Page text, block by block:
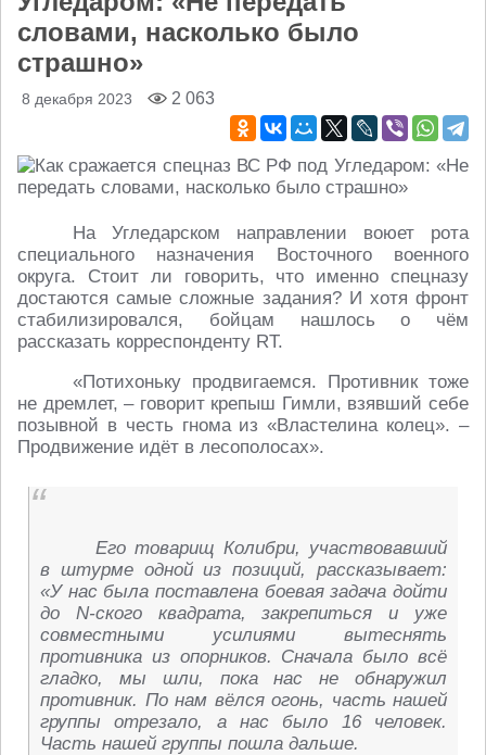
словами, насколько было
страшно»
8 декабря 2023 2 063
На Угледарском направлении воюет рота
специального назначения Восточного военного
округа. Стоит ли говорить, что именно спецназу
достаются самые сложные задания? И хотя фронт
стабилизировался, бойцам нашлось о чём
рассказать корреспонденту RT.
«Потихоньку продвигаемся. Противник тоже
не дремлет, – говорит крепыш Гимли, взявший себе
позывной в честь гнома из «Властелина колец». –
Продвижение идёт в лесополосах».
Его товарищ Колибри, участвовавший
в штурме одной из позиций, рассказывает:
«У нас была поставлена боевая задача дойти
до N-ского квадрата, закрепиться и уже
совместными усилиями вытеснять
противника из опорников. Сначала было всё
гладко, мы шли, пока нас не обнаружил
противник. По нам вёлся огонь, часть нашей
группы отрезало, а нас было 16 человек.
Часть нашей группы пошла дальше.